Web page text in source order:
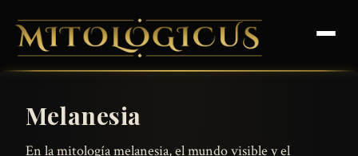
Melanesia
En la mitología melanesia, el mundo visible y el